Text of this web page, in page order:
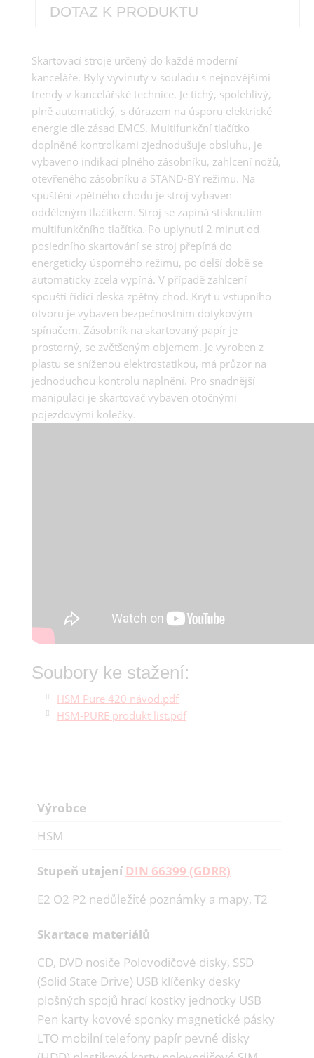
DOTAZ K PRODUKTU
Skartovací stroje určený do každé moderní
kanceláře. Byly vyvinuty v souladu s nejnovějšími
trendy v kancelářské technice. Je tichý, spolehlivý,
plně automatický, s důrazem na úsporu elektrické
energie dle zásad EMCS. Multifunkční tlačítko
doplněné kontrolkami zjednodušuje obsluhu, je
vybaveno indikací plného zásobníku, zahlcení nožů,
otevřeného zásobníku a STAND-BY režimu. Na
spuštění zpětného chodu je stroj vybaven
odděleným tlačítkem. Stroj se zapíná stisknutím
multifunkčního tlačítka. Po uplynutí 2 minut od
posledního skartování se stroj přepíná do
energeticky úsporného režimu, po delší době se
automaticky zcela vypíná. V případě zahlcení
spouští řídící deska zpětný chod. Kryt u vstupního
otvoru je vybaven bezpečnostním dotykovým
spínačem. Zásobník na skartovaný papír je
prostorný, se zvětšeným objemem. Je vyroben z
plastu se sníženou elektrostatikou, má průzor na
jednoduchou kontrolu naplnění. Pro snadnější
manipulaci je skartovač vybaven otočnými
pojezdovými kolečky.
Soubory ke stažení:
HSM Pure 420 návod.pdf
HSM-PURE produkt list.pdf
Výrobce
HSM
Stupeň utajeníDIN 66399 (GDRR)
E2 O2 P2 nedůležité poznámky a mapy, T2
Skartace materiálů
CD, DVD nosiče Polovodičové disky, SSD
(Solid State Drive) USB klíčenky desky
plošných spojů hrací kostky jednotky USB
Pen karty kovové sponky magnetické pásky
LTO mobilní telefony papír pevné disky